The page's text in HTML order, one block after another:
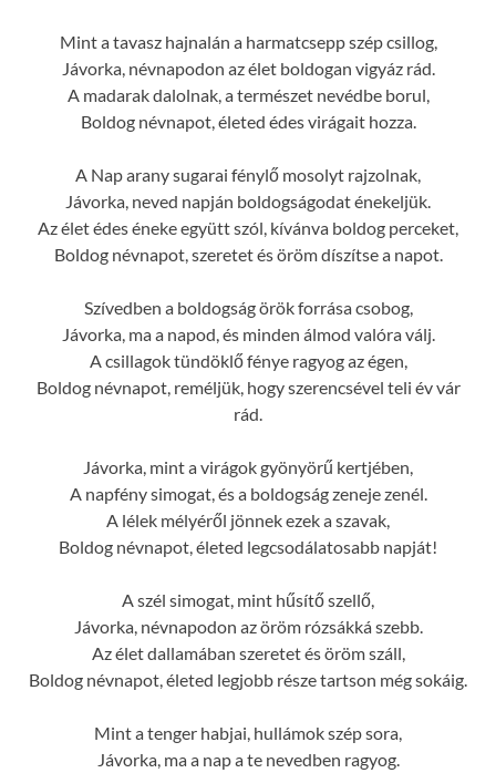
Mint a tavasz hajnalán a harmatcsepp szép csillog,
Jávorka, névnapodon az élet boldogan vigyáz rád.
A madarak dalolnak, a természet nevédbe borul,
Boldog névnapot, életed édes virágait hozza.
A Nap arany sugarai fénylő mosolyt rajzolnak,
Jávorka, neved napján boldogságodat énekeljük.
Az élet édes éneke együtt szól, kívánva boldog perceket,
Boldog névnapot, szeretet és öröm díszítse a napot.
Szívedben a boldogság örök forrása csobog,
Jávorka, ma a napod, és minden álmod valóra válj.
A csillagok tündöklő fénye ragyog az égen,
Boldog névnapot, reméljük, hogy szerencsével teli év vár
rád.
Jávorka, mint a virágok gyönyörű kertjében,
A napfény simogat, és a boldogság zeneje zenél.
A lélek mélyéről jönnek ezek a szavak,
Boldog névnapot, életed legcsodálatosabb napját!
A szél simogat, mint hűsítő szellő,
Jávorka, névnapodon az öröm rózsákká szebb.
Az élet dallamában szeretet és öröm száll,
Boldog névnapot, életed legjobb része tartson még sokáig.
Mint a tenger habjai, hullámok szép sora,
Jávorka, ma a nap a te nevedben ragyog.